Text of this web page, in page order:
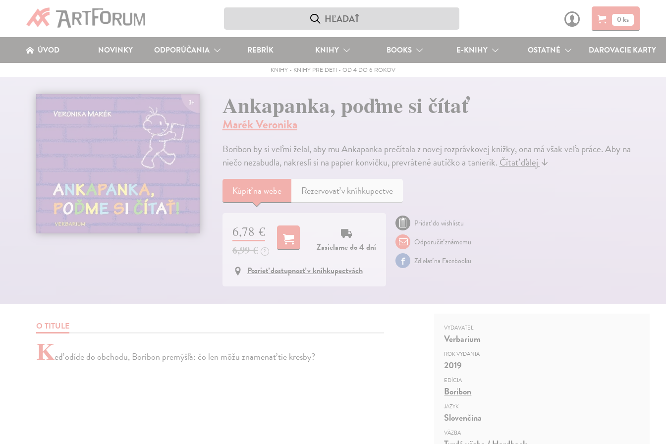
0 ks
ÚVOD NOVINKY ODPORÚČANIA REBRÍK KNIHY BOOKS E-KNIHY OSTATNÉ DAROVACIE KARTY
KNIHY- KNIHY PRE DETI - OD 4 DO 6 ROKOV
Ankapanka, poďme si čítať
Marék Veronika
Boribon by si veľmi želal, aby mu Ankapanka prečítala z novej rozprávkovej knižky, ona má však veľa práce. Aby na
niečo nezabudla, nakreslí si na papier konvičku, prevrátené autíčko a tanierik.Čítať ďalej↓
Kúpiťna webe Rezervovať v kníhkupectve
6,78 €
6,99 € ?
Zasielame do 4 dní
Pozrieť dostupnosť v kníhkupectvách
Pridať do wishlistu
Odporučiť známemu
Zdielať na Facebooku
O TITULE
Keď odíde do obchodu, Boribon premýšľa: čo len môžu znamenať tie kresby?
VYDAVATEĽ
Verbarium
ROK VYDANIA
2019
EDÍCIA
Boribon
JAZYK
Slovenčina
VÄZBA